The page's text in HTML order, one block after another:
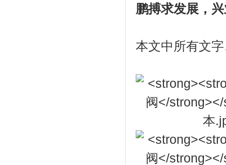
鹏搏求发展，
本文中所有文